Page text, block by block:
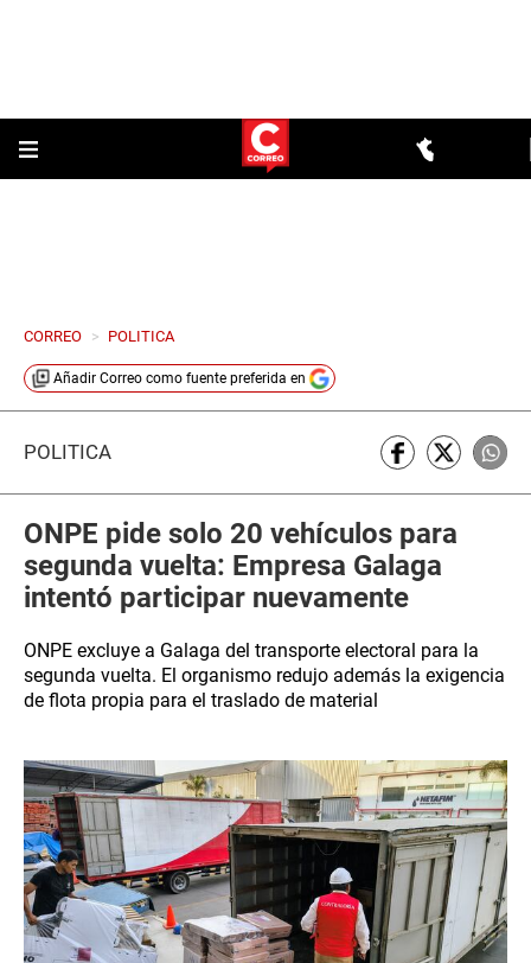
CORREO > POLITICA
Añadir Correo como fuente preferida en
POLÍTICA
ONPE pide solo 20 vehículos para
segunda vuelta: Empresa Galaga
intentó participar nuevamente
ONPE excluye a Galaga del transporte electoral para la
segunda vuelta. El organismo redujo además la exigencia
de flota propia para el traslado de material